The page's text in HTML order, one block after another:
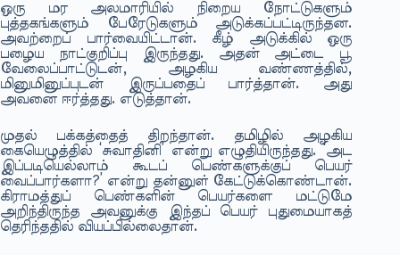
ஒரு மர அலமாரியில் நிறைய நோட்டுகளும்
புத்தகங்களும் பேரேடுகளும் அடுக்கப்பட்டிருந்தன.
அவற்றைப் பார்வையிட்டான். கீழ் அடுக்கில் ஒரு
பழைய நாட்குறிப்பு இருந்தது. அதன் அட்டை பூ
வேலைப்பாட்டுடன், அழகிய வண்ணத்தில்,
மினுமினுப்புடன் இருப்பதைப் பார்த்தான். அது
அவனை ஈர்த்தது. எடுத்தான்.
முதல் பக்கத்தைத் திறந்தான். தமிழில் அழகிய
கையெழுத்தில் ‘சுவாதினி’ என்று எழுதியிருந்தது. ‘அட
இப்படியெல்லாம் கூடப் பெண்களுக்குப் பெயர்
வைப்பார்களா?’ என்று தன்னுள் கேட்டுக்கொண்டான்.
கிராமத்துப் பெண்களின் பெயர்களை மட்டுமே
அறிந்திருந்த அவனுக்கு இந்தப் பெயர் புதுமையாகத்
தெரிந்ததில் வியப்பில்லைதான்.